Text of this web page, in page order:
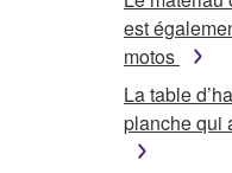
est
motos
La table
planche qui